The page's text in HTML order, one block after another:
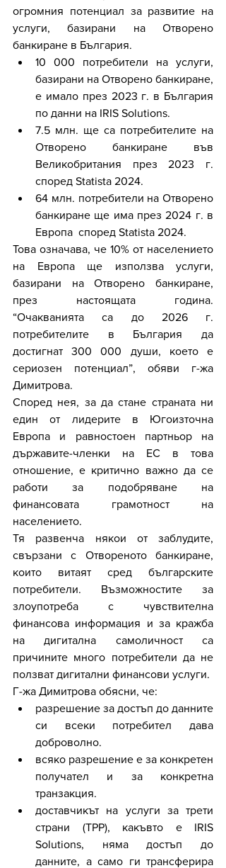
огромния потенциал за развитие на
услуги, базирани на Отворено
банкиране в България.
10 000 потребители на услуги,
базирани на Отворено банкиране,
е имало през 2023 г. в България
по данни на IRIS Solutions.
7.5 млн. ще са потребителите на
Отворено банкиране във
Великобритания през 2023 г.
според Statista 2024.
64 млн. потребители на Отворено
банкиране ще има през 2024 г. в
Европа  според Statista 2024.
Това означава, че 10% от населението
на Европа ще използва услуги,
базирани на Отворено банкиране,
през настоящата година.
“Очакванията са до 2026 г.
потребителите в България да
достигнат 300 000 души, което е
сериозен потенциал”, обяви г-жа
Димитрова.
Според нея, за да стане страната ни
един от лидерите в Югоизточна
Европа и равностоен партньор на
държавите-членки на ЕС в това
отношение, е критично важно да се
работи за подобряване на
финансовата грамотност на
населението.
Тя развенча някои от заблудите,
свързани с Отвореното банкиране,
които витаят сред българските
потребители. Възможностите за
злоупотреба с чувствителна
финансова информация и за кражба
на дигитална самоличност са
причините много потребители да не
ползват дигитални финансови услуги.
Г-жа Димитрова обясни, че:
разрешение за достъп до данните
си всеки потребител дава
доброволно.
всяко разрешение е за конкретен
получател и за конкретна
транзакция.
доставчикът на услуги за трети
страни (TPP), какъвто е IRIS
Solutions, няма достъп до
данните, а само ги трансферира